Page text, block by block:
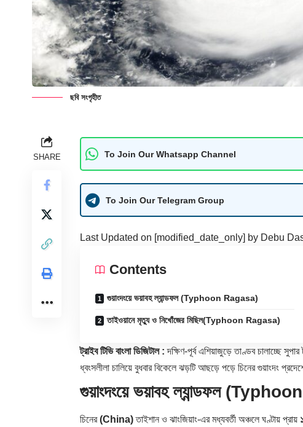
ছবি সংগৃহীত
SHARE To Join Our Whatsapp Channel
To Join Our Telegram Group
Last Updated on [modified_date_only] by Debu
Contents
গুয়াংদংয়ে ভয়াবহ ল্যান্ডফল (Typhoon Ragasa)
তাইওয়ানে মৃত্যু ও নিখোঁজের মিছিল(Typhoon Ragasa)
ট্রাইব টিভি বাংলা ডিজিটাল : দক্ষিণ-পূর্ব এশিয়াজুড়ে তাণ্ডব চালাচ্ছে
ধ্বংসলীলা চালিয়ে বুধবার বিকেলে ঝড়টি আছড়ে পড়ে চিনের গুয়াংদং
গুয়াংদংয়ে ভয়াবহ ল্যান্ডফল
চিনের(China)তাইশান ও ঝাংজিয়াং-এর মধ্যবর্তী অঞ্চলে ঘণ্টায় প্রায়